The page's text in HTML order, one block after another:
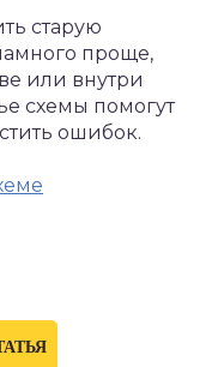
старую
проще,
или внутри
схемы помогут
ошибок.